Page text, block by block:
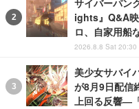
サイバーパン
ights』Q&A映
ロ、自家用船
2026.8.8 Sat 20:30
美少女サバイ
が8月9日配信
上回る反響―